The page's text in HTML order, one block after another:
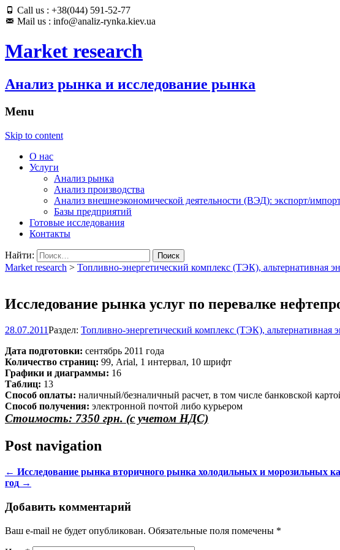
Call us : +38(044) 591-52-77
Mail us : info@analiz-rynka.kiev.ua
Market research
Анализ рынка и исследование рынка
Menu
Skip to content
О нас
Услуги
Анализ рынка
Анализ производства
Анализ внешнеэкономической деятельности (ВЭД): экспорт/
Базы предприятий
Готовые исследования
Контакты
Найти:
Market research > Топливно-энергетический комплекс (ТЭК), альтернативная
Исследование рынка услуг по перевалке
28.07.2011Раздел: Топливно-энергетический комплекс (ТЭК), альтернативная
Дата подготовки: сентябрь 2011 года
Количество страниц: 99, Arial, 1 интервал, 10 шрифт
Графики и диаграммы: 16
Таблиц: 13
Способ оплаты: наличный/безналичный расчет, в том числе банковской
Способ получения: электронной почтой либо курьером
Стоимость: 7350 грн. (с учетом НДС)
Post navigation
← Исследование рынка вторичного рынка холодильных и морозильных
год →
Добавить комментарий
Ваш e-mail не будет опубликован. Обязательные поля помечены *